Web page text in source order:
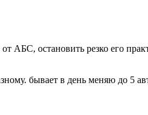
AБС, остановить резко его
бывает в день меняю до 5